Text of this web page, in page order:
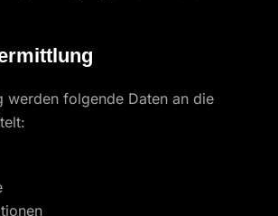
werden folgende Daten an die